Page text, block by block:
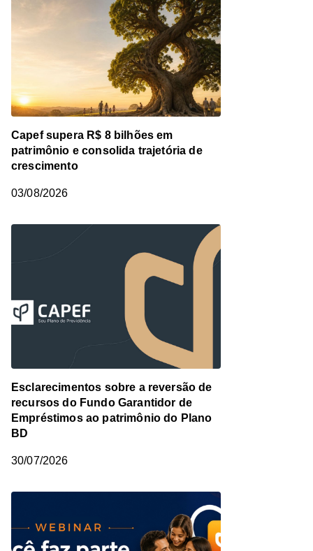
Capef supera R$ 8 bilhões em
patrimônio e consolida trajetória de
crescimento
03/08/2026
Esclarecimentos sobre a reversão de
recursos do Fundo Garantidor de
Empréstimos ao patrimônio do Plano
BD
30/07/2026